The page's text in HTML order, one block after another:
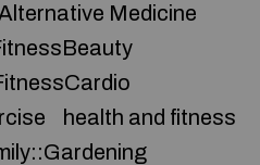
Medicine
health and fitness